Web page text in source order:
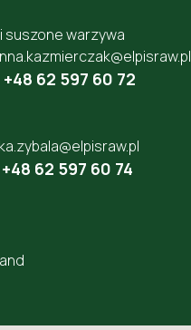
suszone warzywa
+48 62 597 60 72
+48 62 597 60 74